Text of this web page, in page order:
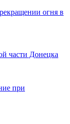
огня в
части Донецка
при